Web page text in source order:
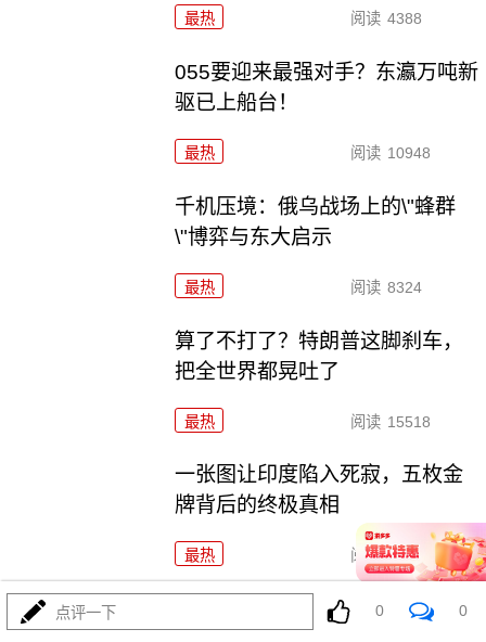
最热 阅读 4388
055要迎来最强对手？东瀛万吨新
驱已上船台！
最热 阅读 10948
千机压境：俄乌战场上的\"蜂群
\"博弈与东大启示
最热 阅读 8324
算了不打了？特朗普这脚刹车，
把全世界都晃吐了
最热 阅读 15518
一张图让印度陷入死寂，五枚金
牌背后的终极真相
最热 阅读 10820
美国踏进3个大坑把自己埋了！恐怕一个都爬不出
点评一下 0 0